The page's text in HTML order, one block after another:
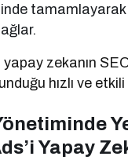
yapay zekanın
hızlı ve
Yapay